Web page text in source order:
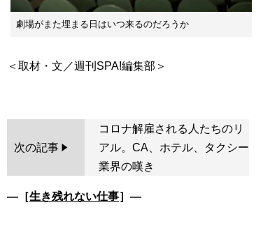
劇場がまた埋まる日はいつ来るのだろうか
＜取材・文／週刊SPA!編集部＞
次の記事
コロナ解雇される人たちのリ
アル。CA、ホテル、タクシー
業界の嘆き
―［生き残れない仕事］―